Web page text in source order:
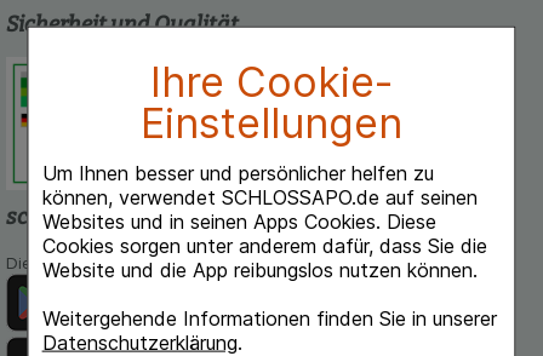
Ihre Cookie-
Einstellungen
Um Ihnen besser und persönlicher helfen zu
können, verwendet SCHLOSSAPO.de auf seinen
Websites und in seinen Apps Cookies. Diese
Cookies sorgen unter anderem dafür, dass Sie die
Website und die App reibungslos nutzen können.
Weitergehende Informationen finden Sie in unserer
Datenschutzerklärung.
Sicherheit und Qualität
Schlossapo.de ist registriert beim
Deutschen Institut für Medizinische
Dokumentation und Information.
schlossapo.de-App
Die App von schlossapo.de jetzt mit E-Rezept-Scanner